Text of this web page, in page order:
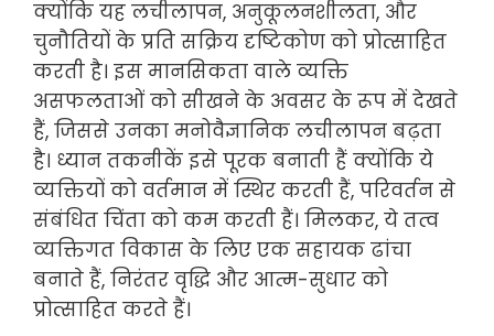
क्योंकि यह लचीलापन, अनुकूलनशीलता, और
चुनौतियों के प्रति सक्रिय दृष्टिकोण को प्रोत्साहित
करती है। इस मानसिकता वाले व्यक्ति
असफलताओं को सीखने के अवसर के रूप में देखते
हैं, जिससे उनका मनोवैज्ञानिक लचीलापन बढ़ता
है। ध्यान तकनीकें इसे पूरक बनाती हैं क्योंकि ये
व्यक्तियों को वर्तमान में स्थिर करती हैं, परिवर्तन से
संबंधित चिंता को कम करती हैं। मिलकर, ये तत्व
व्यक्तिगत विकास के लिए एक सहायक ढांचा
बनाते हैं, निरंतर वृद्धि और आत्म-सुधार को
प्रोत्साहित करते हैं।